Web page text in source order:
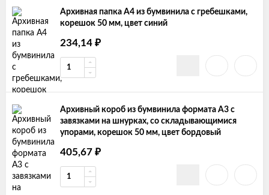
Архивная папка А4 из бумвинила с гребешками,
корешок 50 мм, цвет синий
234,14 ₽
Архивный короб из бумвинила формата А3 с
завязками на шнурках, со складывающимися
упорами, корешок 50 мм, цвет бордовый
405,67 ₽